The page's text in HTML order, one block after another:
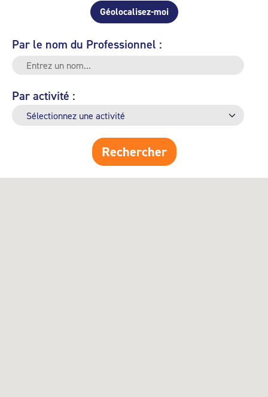
Géolocalisez-moi
Par le nom du Professionnel :
Par activité :